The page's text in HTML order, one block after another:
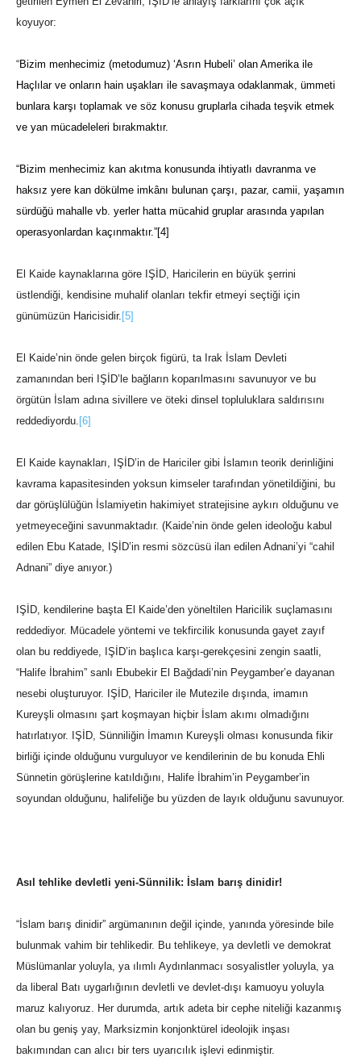
koyuyor:
“Bizim menhecimiz (metodumuz) ‘Asrın Hubeli’ olan Amerika ile
Haçlılar ve onların hain uşakları ile savaşmaya odaklanmak, ümmeti
bunlara karşı toplamak ve söz konusu gruplarla cihada teşvik etmek
ve yan mücadeleleri bırakmaktır.
“Bizim menhecimiz kan akıtma konusunda ihtiyatlı davranma ve
haksız yere kan dökülme imkânı bulunan çarşı, pazar, camii, yaşamın
sürdüğü mahalle vb. yerler hatta mücahid gruplar arasında yapılan
operasyonlardan kaçınmaktır.”[4]
El Kaide kaynaklarına göre IŞİD, Haricilerin en büyük şerrini
üstlendiği, kendisine muhalif olanları tekfir etmeyi seçtiği için
günümüzün Haricisidir. [5]
El Kaide’nin önde gelen birçok figürü, ta Irak İslam Devleti
zamanından beri IŞİD’le bağların koparılmasını savunuyor ve bu
örgütün İslam adına sivillere ve öteki dinsel topluluklara saldırısını
reddediyordu. [6]
El Kaide kaynakları, IŞİD’in de Hariciler gibi İslamın teorik derinliğini
kavrama kapasitesinden yoksun kimseler tarafından yönetildiğini, bu
dar görüşlülüğün İslamiyetin hakimiyet stratejisine aykırı olduğunu ve
yetmeyeceğini savunmaktadır. (Kaide’nin önde gelen ideoloğu kabul
edilen Ebu Katade, IŞİD’in resmi sözcüsü ilan edilen Adnani’yi “cahil
Adnani” diye anıyor.)
IŞİD, kendilerine başta El Kaide’den yöneltilen Haricilik suçlamasını
reddediyor. Mücadele yöntemi ve tekfircilik konusunda gayet zayıf
olan bu reddiyede, IŞİD’in başlıca karşı-gerekçesini zengin saatli,
“Halife İbrahim” sanlı Ebubekir El Bağdadi’nin Peygamber’e dayanan
nesebi oluşturuyor. IŞİD, Hariciler ile Mutezile dışında, imamın
Kureyşli olmasını şart koşmayan hiçbir İslam akımı olmadığını
hatırlatıyor. IŞİD, Sünniliğin İmamın Kureyşli olması konusunda fikir
birliği içinde olduğunu vurguluyor ve kendilerinin de bu konuda Ehli
Sünnetin görüşlerine katıldığını, Halife İbrahim’in Peygamber’in
soyundan olduğunu, halifeliğe bu yüzden de layık olduğunu savunuyor.
Asıl tehlike devletli yeni-Sünnilik: İslam barış dinidir!
“İslam barış dinidir” argümanının değil içinde, yanında yöresinde bile
bulunmak vahim bir tehlikedir. Bu tehlikeye, ya devletli ve demokrat
Müslümanlar yoluyla, ya ılımlı Aydınlanmacı sosyalistler yoluyla, ya
da liberal Batı uygarlığının devletli ve devlet-dışı kamuoyu yoluyla
maruz kalıyoruz. Her durumda, artık adeta bir cephe niteliği kazanmış
olan bu geniş yay, Marksizmin konjonktürel ideolojik inşası
bakımından can alıcı bir ters uyarıcılık işlevi edinmiştir.